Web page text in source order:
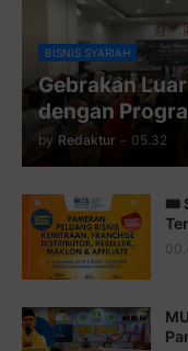
Juz 9 ⇨ http://j.mp/
Juz 10 ⇨http://j.mp/
Juz 11 ⇨http://j.mp/
Juz 13 ⇨http://j.mp/
Juz 14 ⇨http://j.mp/
Juz 15 ⇨http://j.mp/
Juz 17 ⇨http://j.mp/
BISNIS SYARIAH
Gebrakan
dengan
by Redaktur - 05.32
🎟️